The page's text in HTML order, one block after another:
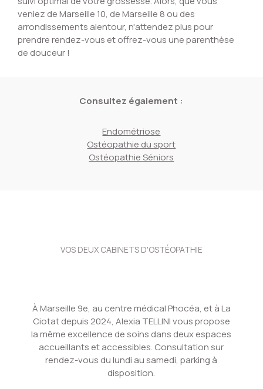
veniez de Marseille 10, de Marseille 8 ou des
arrondissements alentour, n'attendez plus pour
prendre rendez-vous et offrez-vous une parenthèse
de douceur !
Consultez également :
Endométriose
Ostéopathie du sport
Ostéopathie Séniors
VOS DEUX CABINETS D'OSTÉOPATHIE
À Marseille 9e, au centre médical Phocéa, et à La
Ciotat depuis 2024, Alexia TELLINI vous propose
la même excellence de soins dans deux espaces
accueillants et accessibles. Consultation sur
rendez-vous du lundi au samedi, parking à
disposition.